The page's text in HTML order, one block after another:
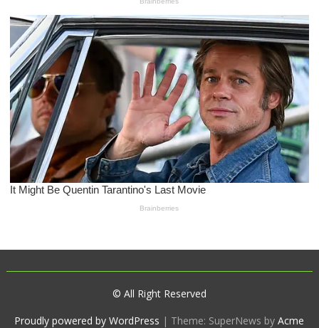
© All Right Reserved
Proudly powered by WordPress | Theme: SuperNews byAcme